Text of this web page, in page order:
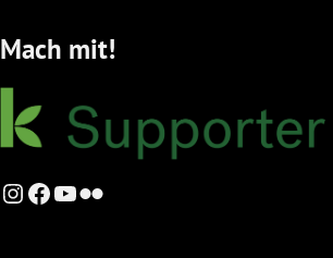
Mach mit!
Instagram
Facebook
YouTube
Flickr